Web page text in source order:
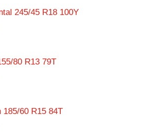
245/45 R18 100Y
80 R13 79T
185/60 R15 84T